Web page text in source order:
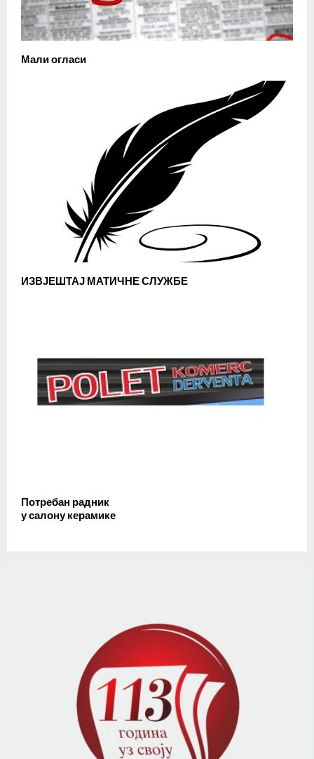
Мали огласи
ИЗВЈЕШТАЈ МАТИЧНЕ СЛУЖБЕ
Потребан радник
у салону керамике